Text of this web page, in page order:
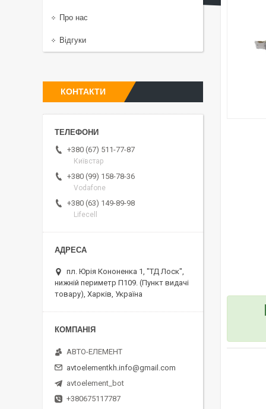
Про нас
Відгуки
КОНТАКТИ
+380 (67) 511-77-87
Київстар
+380 (99) 158-78-36
Vodafone
+380 (63) 149-89-98
Lifecell
пл. Юрія Кононенка 1, "ТД Лоск",
нижній периметр П109. (Пункт видачі
товару), Харків, Україна
АВТО-ЕЛЕМЕНТ
avtoelementkh.info@gmail.com
avtoelement_bot
+380675117787